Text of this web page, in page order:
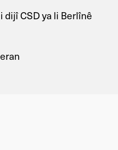
dijî CSD ya li Berlînê